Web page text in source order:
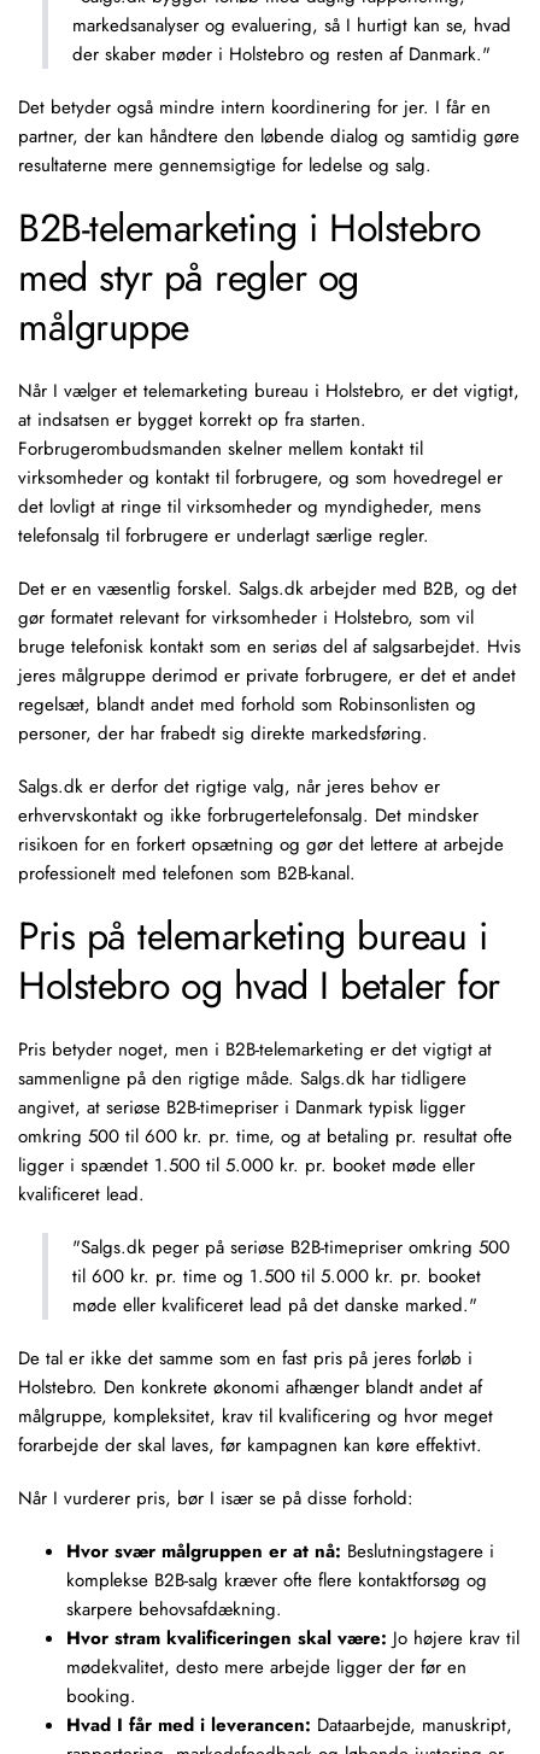
markedsanalyser og evaluering, så I hurtigt kan se, hvad
der skaber møder i Holstebro og resten af Danmark."
Det betyder også mindre intern koordinering for jer. I får en
partner, der kan håndtere den løbende dialog og samtidig gøre
resultaterne mere gennemsigtige for ledelse og salg.
B2B-telemarketing i Holstebro
med styr på regler og
målgruppe
Når I vælger et telemarketing bureau i Holstebro, er det vigtigt,
at indsatsen er bygget korrekt op fra starten.
Forbrugerombudsmanden skelner mellem kontakt til
virksomheder og kontakt til forbrugere, og som hovedregel er
det lovligt at ringe til virksomheder og myndigheder, mens
telefonsalg til forbrugere er underlagt særlige regler.
Det er en væsentlig forskel. Salgs.dk arbejder med B2B, og det
gør formatet relevant for virksomheder i Holstebro, som vil
bruge telefonisk kontakt som en seriøs del af salgsarbejdet. Hvis
jeres målgruppe derimod er private forbrugere, er det et andet
regelsæt, blandt andet med forhold som Robinsonlisten og
personer, der har frabedt sig direkte markedsføring.
Salgs.dk er derfor det rigtige valg, når jeres behov er
erhvervskontakt og ikke forbrugertelefonsalg. Det mindsker
risikoen for en forkert opsætning og gør det lettere at arbejde
professionelt med telefonen som B2B-kanal.
Pris på telemarketing bureau i
Holstebro og hvad I betaler for
Pris betyder noget, men i B2B-telemarketing er det vigtigt at
sammenligne på den rigtige måde. Salgs.dk har tidligere
angivet, at seriøse B2B-timepriser i Danmark typisk ligger
omkring 500 til 600 kr. pr. time, og at betaling pr. resultat ofte
ligger i spændet 1.500 til 5.000 kr. pr. booket møde eller
kvalificeret lead.
"Salgs.dk peger på seriøse B2B-timepriser omkring 500
til 600 kr. pr. time og 1.500 til 5.000 kr. pr. booket
møde eller kvalificeret lead på det danske marked."
De tal er ikke det samme som en fast pris på jeres forløb i
Holstebro. Den konkrete økonomi afhænger blandt andet af
målgruppe, kompleksitet, krav til kvalificering og hvor meget
forarbejde der skal laves, før kampagnen kan køre effektivt.
Når I vurderer pris, bør I især se på disse forhold:
Hvor svær målgruppen er at nå: Beslutningstagere i
komplekse B2B-salg kræver ofte flere kontaktforsøg og
skarpere behovsafdækning.
Hvor stram kvalificeringen skal være: Jo højere krav til
mødekvalitet, desto mere arbejde ligger der før en
booking.
Hvad I får med i leverancen: Dataarbejde, manuskript,